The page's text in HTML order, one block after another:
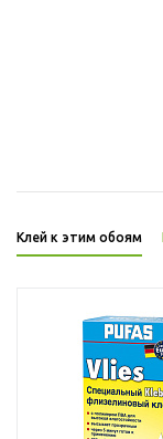
Клей к этим обоям